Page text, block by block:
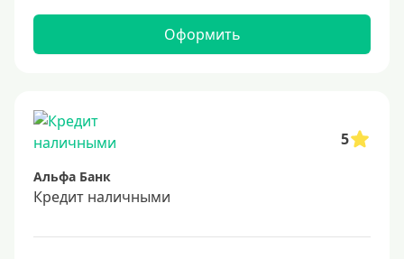
6 месяцев
Ставка
4%
6%
Оформить
5
Альфа Банк
Кредит наличными